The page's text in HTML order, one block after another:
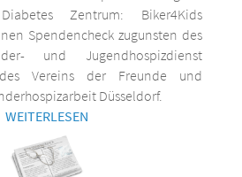
Zentrum: Biker4Kids
Spendencheck zugunsten des
und Jugendhospizdienst
Vereins der Freunde und
Düsseldorf.
WEITERLESEN